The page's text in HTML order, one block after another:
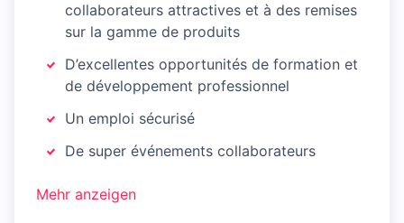
collaborateurs attractives et à des remises
sur la gamme de produits
D’excellentes opportunités de formation et
de développement professionnel
Un emploi sécurisé
De super événements collaborateurs
Mehr anzeigen